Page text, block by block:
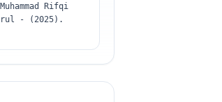
Rifqi
- (2025).